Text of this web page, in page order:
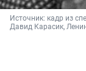
Источник: кадр из
Давид Карасик,